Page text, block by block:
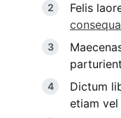
Felis
Dictum
etiam vel